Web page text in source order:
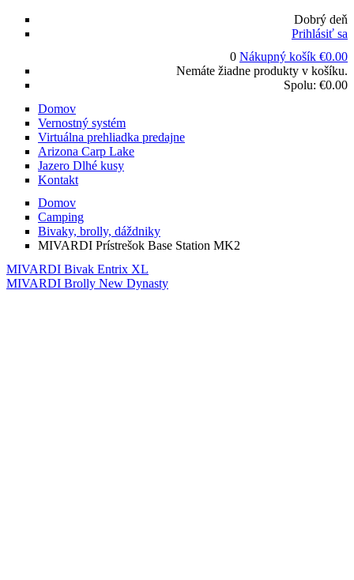
Dobrý deň
Prihlásiť sa
0 Nákupný košík €0.00
Nemáte žiadne produkty v košíku.
Spolu: €0.00
Domov
Vernostný systém
Virtuálna prehliadka predajne
Arizona Carp Lake
Jazero Dlhé kusy
Kontakt
Domov
Camping
Bivaky, brolly, dáždniky
MIVARDI Prístrešok Base Station MK2
MIVARDI Bivak Entrix XL
MIVARDI Brolly New Dynasty